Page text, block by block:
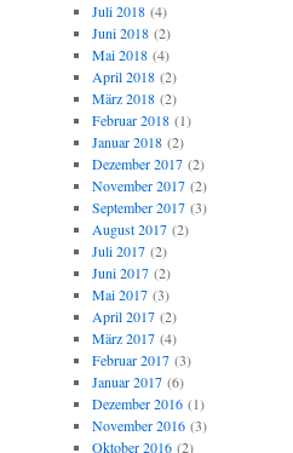
Juli 2018(4)
Juni 2018(2)
Mai 2018(4)
April 2018(2)
März 2018(2)
Februar 2018(1)
Januar 2018(2)
Dezember 2017(2)
November 2017(2)
September 2017(3)
August 2017(2)
Juli 2017(2)
Juni 2017(2)
Mai 2017(3)
April 2017(2)
März 2017(4)
Februar 2017(3)
Januar 2017(6)
Dezember 2016(1)
November 2016(3)
Oktober 2016(2)